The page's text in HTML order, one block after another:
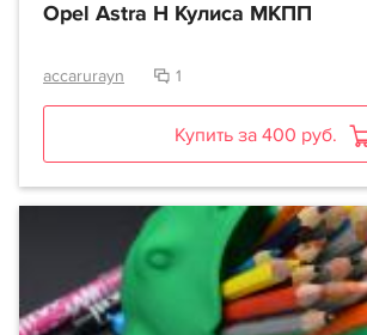
Opel Astra H Кулиса МКПП
accarurayn 1
Купить за 400 руб.